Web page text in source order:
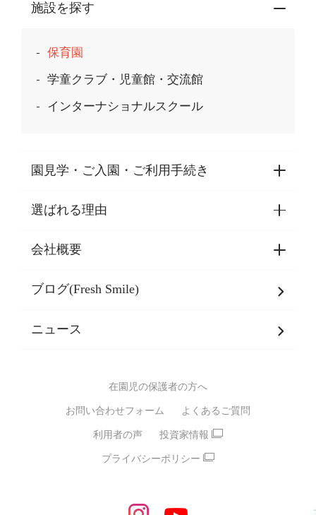
施設を探す
保育園
学童クラブ・児童館・交流館
インターナショナルスクール
園見学・ご入園・ご利用手続き
園見学・ご入園・ご利用手続き
東京都認証保育所空き状況
選ばれる理由
選ばれる理由一覧
乳児期・幼児期・
バイリンガル保育園
スポーツ保育園
モンテッソーリ式保育園
STEAMS保育・学童
えいご
会社概要
会社概要
SDGsについて
ブログ(Fresh Smile)
ニュース
在園児の保護者の方へ
お問い合わせフォーム よくあるご質問
利用者の声 投資家情報
プライバシーポリシー